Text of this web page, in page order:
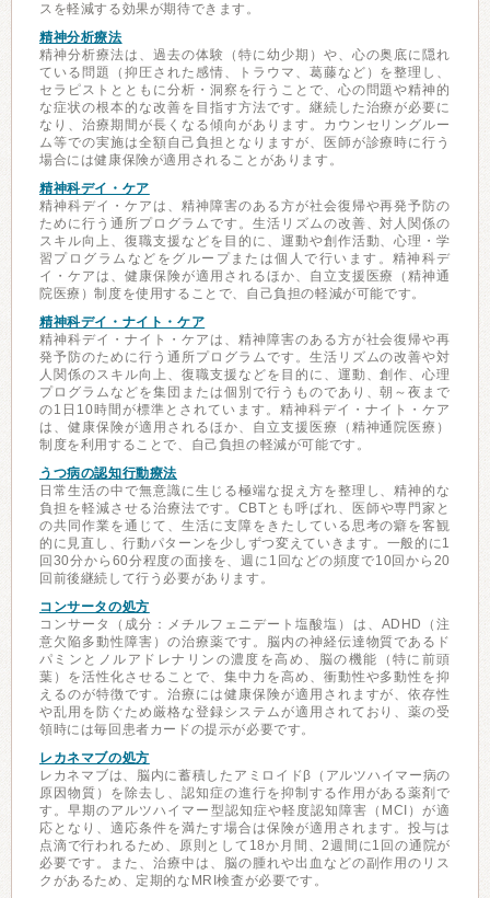
スを軽減する効果が期待できます。
精神分析療法
精神分析療法は、過去の体験（特に幼少期）や、心の奥底に隠れ
ている問題（抑圧された感情、トラウマ、葛藤など）を整理し、
セラピストとともに分析・洞察を行うことで、心の問題や精神的
な症状の根本的な改善を目指す方法です。継続した治療が必要に
なり、治療期間が長くなる傾向があります。カウンセリングルー
ム等での実施は全額自己負担となりますが、医師が診療時に行う
場合には健康保険が適用されることがあります。
精神科デイ・ケア
精神科デイ・ケアは、精神障害のある方が社会復帰や再発予防の
ために行う通所プログラムです。生活リズムの改善、対人関係の
スキル向上、復職支援などを目的に、運動や創作活動、心理・学
習プログラムなどをグループまたは個人で行います。精神科デ
イ・ケアは、健康保険が適用されるほか、自立支援医療（精神通
院医療）制度を使用することで、自己負担の軽減が可能です。
精神科デイ・ナイト・ケア
精神科デイ・ナイト・ケアは、精神障害のある方が社会復帰や再
発予防のために行う通所プログラムです。生活リズムの改善や対
人関係のスキル向上、復職支援などを目的に、運動、創作、心理
プログラムなどを集団または個別で行うものであり、朝～夜まで
の1日10時間が標準とされています。精神科デイ・ナイト・ケア
は、健康保険が適用されるほか、自立支援医療（精神通院医療）
制度を利用することで、自己負担の軽減が可能です。
うつ病の認知行動療法
日常生活の中で無意識に生じる極端な捉え方を整理し、精神的な
負担を軽減させる治療法です。CBTとも呼ばれ、医師や専門家と
の共同作業を通じて、生活に支障をきたしている思考の癖を客観
的に見直し、行動パターンを少しずつ変えていきます。一般的に1
回30分から60分程度の面接を、週に1回などの頻度で10回から20
回前後継続して行う必要があります。
コンサータの処方
コンサータ（成分：メチルフェニデート塩酸塩）は、ADHD（注
意欠陥多動性障害）の治療薬です。脳内の神経伝達物質であるド
パミンとノルアドレナリンの濃度を高め、脳の機能（特に前頭
葉）を活性化させることで、集中力を高め、衝動性や多動性を抑
えるのが特徴です。治療には健康保険が適用されますが、依存性
や乱用を防ぐため厳格な登録システムが適用されており、薬の受
領時には毎回患者カードの提示が必要です。
レカネマブの処方
レカネマブは、脳内に蓄積したアミロイドβ（アルツハイマー病の
原因物質）を除去し、認知症の進行を抑制する作用がある薬剤で
す。早期のアルツハイマー型認知症や軽度認知障害（MCI）が適
応となり、適応条件を満たす場合は保険が適用されます。投与は
点滴で行われるため、原則として18か月間、2週間に1回の通院が
必要です。また、治療中は、脳の腫れや出血などの副作用のリス
クがあるため、定期的なMRI検査が必要です。